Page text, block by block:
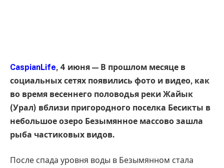
CaspianLife, 4 июня — В прошлом месяце в
социальных сетях появились фото и видео, как
во время весеннего половодья реки Жайык
(Урал) вблизи пригородного поселка Бесикты в
небольшое озеро Безымянное массово зашла
рыба частиковых видов.
После спада уровня воды в Безымянном стала